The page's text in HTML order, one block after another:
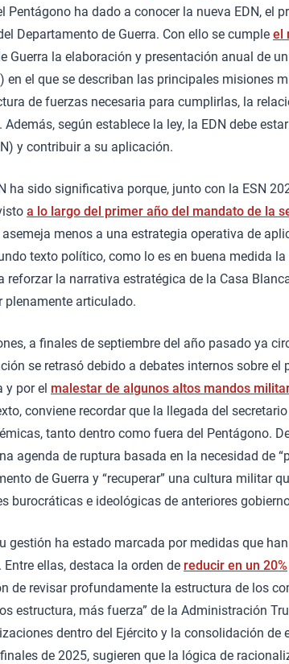
Pentágono ha dado a conocer la nueva EDN, el
Departamento de Guerra. Con ello se cumple el
Guerra la elaboración y presentación anual de
en el que se describan las principales misiones
de fuerzas necesaria para cumplirlas, la
según establece la ley, la EDN debe
y contribuir a su aplicación.
ha sido significativa porque, junto con la ESN
a lo largo del primer año del mandato de la
menos a una estrategia operativa de
texto político, como lo es en buena medida la
reforzar la narrativa estratégica de la Casa
plenamente articulado.
a finales de septiembre del año pasado ya
se retrasó debido a debates internos sobre el
y por el malestar de algunos altos mandos
conviene recordar que la llegada del
tanto dentro como fuera del Pentágono.
agenda de ruptura basada en la necesidad de
de Guerra y “recuperar” una cultura militar
burocráticas e ideológicas de anteriores
gestión ha estado marcada por medidas que
ellas, destaca la orden de reducir en un 20%
de revisar profundamente la estructura de los
estructura, más fuerza” de la Administración
dentro del Ejército y la consolidación de
de 2025, sugieren que la lógica de